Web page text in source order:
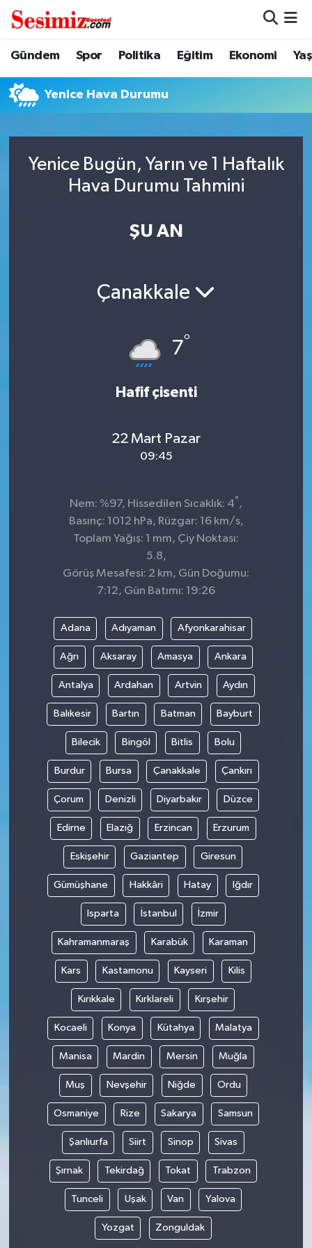
Gündem Spor Politika Eğitim Ekonomi
Yenice Hava Durumu
Yenice Bugün, Yarın ve 1 Haftalık
Hava Durumu Tahmini
ŞU AN
Çanakkale
7°
Hafif çisenti
22 Mart Pazar
09:45
Nem: %97, Hissedilen Sıcaklık: 4° ,
Basınç: 1012 hPa, Rüzgar: 16 km/s,
Toplam Yağış: 1 mm, Çiy Noktası:
5.8,
Görüş Mesafesi: 2 km, Gün Doğumu:
7:12, Gün Batımı: 19:26
Adana Adıyaman Afyonkarahisar
Ağrı Aksaray Amasya Ankara
Antalya Ardahan Artvin Aydın
Balıkesir Bartın Batman Bayburt
Bilecik Bingöl Bitlis Bolu
Burdur Bursa Çanakkale Çankırı
Çorum Denizli Diyarbakır Düzce
Edirne Elazığ Erzincan Erzurum
Eskişehir Gaziantep Giresun
Gümüşhane Hakkâri Hatay Iğdır
Isparta İstanbul İzmir
Kahramanmaraş Karabük Karaman
Kars Kastamonu Kayseri Kilis
Kırıkkale Kırklareli Kırşehir
Kocaeli Konya Kütahya Malatya
Manisa Mardin Mersin Muğla
Muş Nevşehir Niğde Ordu
Osmaniye Rize Sakarya Samsun
Şanlıurfa Siirt Sinop Sivas
Şırnak Tekirdağ Tokat Trabzon
Tunceli Uşak Van Yalova
Yozgat Zonguldak
Dünya
Eğitim
Genel
Gündem
Nöbetçi Eczaneler
Hava Durumu
Trafik Durumu
Süper Lig Puan Durumu ve Fikstür
Haber Arşivi